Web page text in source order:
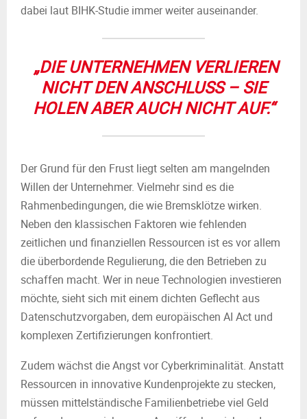
dabei laut BIHK-Studie immer weiter auseinander.
„DIE UNTERNEHMEN VERLIEREN
NICHT DEN ANSCHLUSS – SIE
HOLEN ABER AUCH NICHT AUF.“
Der Grund für den Frust liegt selten am mangelnden
Willen der Unternehmer. Vielmehr sind es die
Rahmenbedingungen, die wie Bremsklötze wirken.
Neben den klassischen Faktoren wie fehlenden
zeitlichen und finanziellen Ressourcen ist es vor allem
die überbordende Regulierung, die den Betrieben zu
schaffen macht. Wer in neue Technologien investieren
möchte, sieht sich mit einem dichten Geflecht aus
Datenschutzvorgaben, dem europäischen AI Act und
komplexen Zertifizierungen konfrontiert.
Zudem wächst die Angst vor Cyberkriminalität. Anstatt
Ressourcen in innovative Kundenprojekte zu stecken,
müssen mittelständische Familienbetriebe viel Geld